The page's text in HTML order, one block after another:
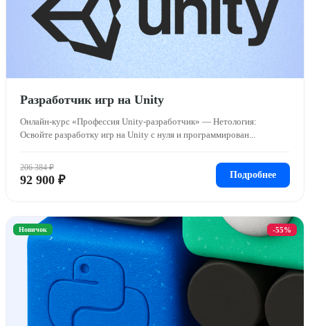
Разработчик игр на Unity
Онлайн-курс «Профессия Unity-разработчик» — Нетология:
Освойте разработку игр на Unity с нуля и программирован...
206 384 ₽
92 900 ₽ Подробнее
-55%
Новичок